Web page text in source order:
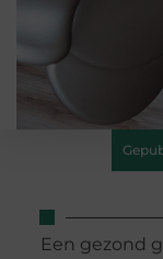
Een gezond